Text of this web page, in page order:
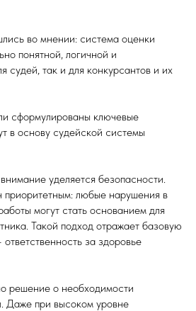
во мнении: система оценки
понятной, логичной и
судей, так и для конкурсантов и их
сформулированы ключевые
в основу судейской системы
уделяется безопасности.
приоритетным: любые нарушения в
могут стать основанием для
Такой подход отражает базовую
за здоровье
решение о необходимости
Даже при высоком уровне